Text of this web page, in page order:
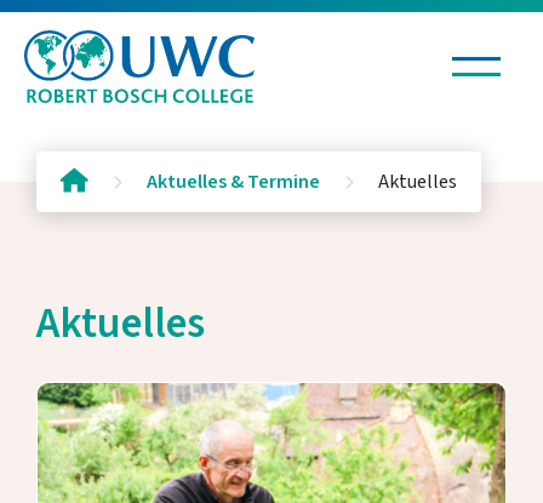
Leben & Lernen
Aktuelles
Veranstaltungen
Aktuelles & Termine Aktuelles
Aktuelles